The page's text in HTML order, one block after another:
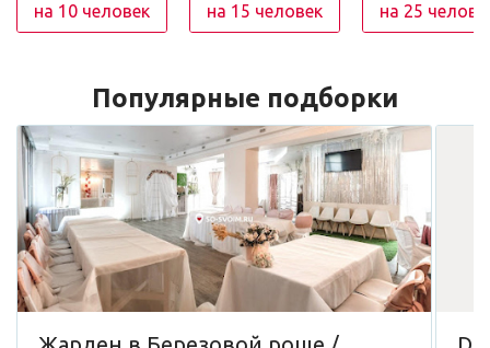
на 10 человек на 15 человек на 25
Популярные подборки